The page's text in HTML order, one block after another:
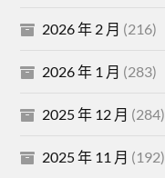
2026 年 2 月 (216)
2026 年 1 月 (283)
2025 年 12 月 (284)
2025 年 11 月 (192)